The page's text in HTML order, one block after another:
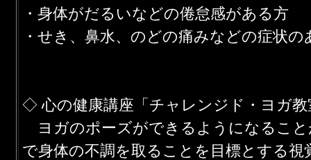
・身体がだるいなどの倦怠感がある方
・せき、鼻水、のどの痛みなどの症状の
◇ 心の健康講座「チャレンジド・ヨガ
ヨガのポーズができるようになるこ
で身体の不調を取ることを目標とする